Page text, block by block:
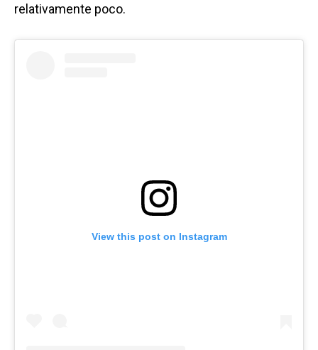
relativamente poco.
View this post on Instagram